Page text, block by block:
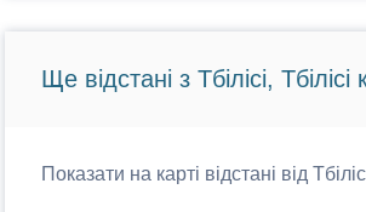
Ще відстані з Тбілісі, Тбілісі
Показати на карті відстані від